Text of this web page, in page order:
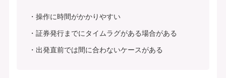
操作に時間がかかりやすい
証券発行までにタイムラグがある場合がある
出発直前では間に合わないケースがある